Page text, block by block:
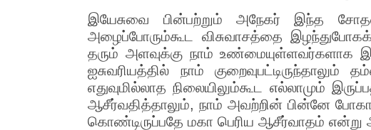
இயேசுவை பின்பற்றும் அநேகர் இந்த
அழைப்போரும்கூட விசுவாசத்தை
தரும் அளவுக்கு நாம் உண்மையுள்ளவர்களாக
ஐசுவரியத்தில் நாம்
எதுவுமில்லாத நிலையிலும்கூட எல்லாமும்
ஆசீர்வதித்தாலும், நாம் அவற்றின் பின்னே
கொண்டிருப்பதே மகா பெரிய ஆசீர்வாதம்